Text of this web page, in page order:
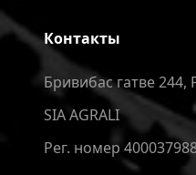
Контакты
Бривибас гатве 244,
SIA AGRALI
Рег. номер